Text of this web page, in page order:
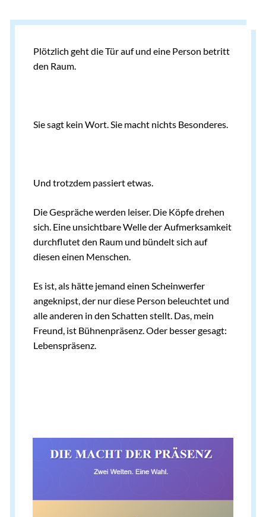
Plötzlich geht die Tür auf und eine Person betritt
den Raum.
Sie sagt kein Wort. Sie macht nichts Besonderes.
Und trotzdem passiert etwas.
Die Gespräche werden leiser. Die Köpfe drehen
sich. Eine unsichtbare Welle der Aufmerksamkeit
durchflutet den Raum und bündelt sich auf
diesen einen Menschen.
Es ist, als hätte jemand einen Scheinwerfer
angeknipst, der nur diese Person beleuchtet und
alle anderen in den Schatten stellt. Das, mein
Freund, ist Bühnenpräsenz. Oder besser gesagt:
Lebenspräsenz.